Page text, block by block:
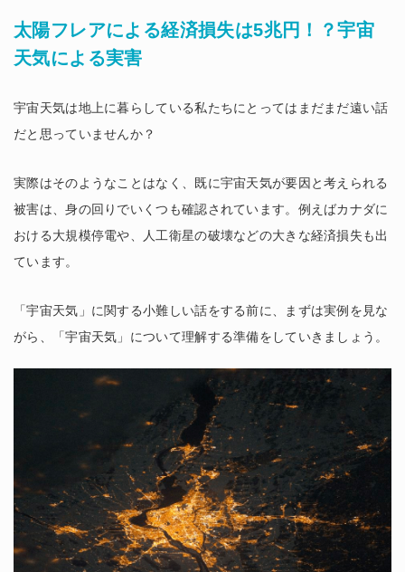
太陽フレアによる経済損失は5兆円！？宇宙
天気による実害
宇宙天気は地上に暮らしている私たちにとってはまだまだ遠い話
だと思っていませんか？
実際はそのようなことはなく、既に宇宙天気が要因と考えられる
被害は、身の回りでいくつも確認されています。例えばカナダに
おける大規模停電や、人工衛星の破壊などの大きな経済損失も出
ています。
「宇宙天気」に関する小難しい話をする前に、まずは実例を見な
がら、「宇宙天気」について理解する準備をしていきましょう。